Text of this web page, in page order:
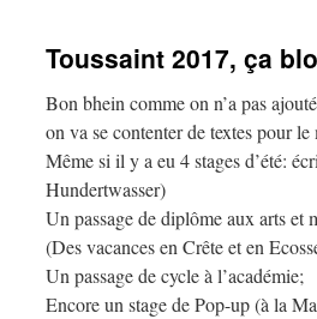
Toussaint 2017, ça
Bon bhein comme on n’a pas
on va se contenter de textes pour
Même si il y a eu 4 stages d’été:
Hundertwasser)
Un passage de diplôme aux arts et
(Des vacances en Crête et en
Un passage de cycle à l’académie;
Encore un stage de Pop-up (à la